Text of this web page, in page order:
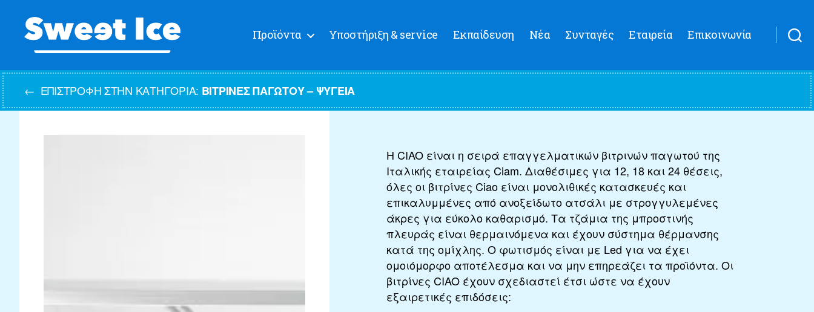
Ice
Προϊόντα Υποστήριξη & service Εκπαίδευση Νέα Συνταγές Εταιρεία Επικοινωνία
← ΕΠΙΣΤΡΟΦΉ ΣΤΗΝ ΚΑΤΗΓΟΡΊΑ: ΒΙΤΡΊΝΕΣ ΠΑΓΩΤΟΎ – ΨΥΓΕΊΑ
Η CIAO είναι η σειρά επαγγελματικών βιτρινών παγωτού της
Ιταλικής εταιρείας Ciam. Διαθέσιμες για 12, 18 και 24 θέσεις,
όλες οι βιτρίνες Ciao είναι μονoλιθικές κατασκευές και
επικαλυμμένες από ανοξείδωτο ατσάλι με στρογγυλεμένες
άκρες για εύκολο καθαρισμό. Τα τζάμια της μπροστινής
πλευράς είναι θερμαινόμενα και έχουν σύστημα θέρμανσης
κατά της ομίχλης. Ο φωτισμός είναι με Led για να έχει
ομοιόμορφο αποτέλεσμα και να μην επηρεάζει τα προϊόντα. Οι
βιτρίνες CIAO έχουν σχεδιαστεί έτσι ώστε να έχουν
εξαιρετικές επιδόσεις: